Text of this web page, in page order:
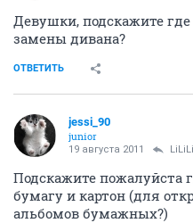
Девушки, подскажите
замены дивана?
ОТВЕТИТЬ
jessi_90
junior
19 августа 2011 LiLiLi
Подскажите пожалуйста
бумагу и картон (для
альбомов бумажных?)